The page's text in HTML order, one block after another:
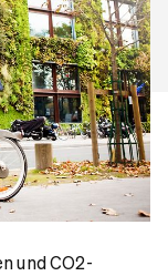
und CO2-